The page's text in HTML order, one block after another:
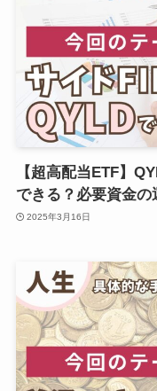
【超高配当ETF】
できる？必要資金の
2025年3月16日